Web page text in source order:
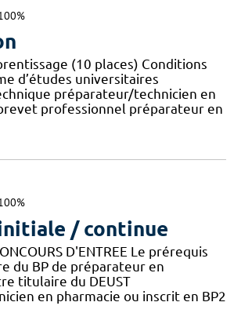
(10 places) Conditions
d’études universitaires
préparateur/technicien en
professionnel préparateur en
/ continue
D'ENTREE Le prérequis
du BP de préparateur en
titulaire du DEUST
en pharmacie ou inscrit en BP2